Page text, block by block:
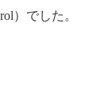
）でした。